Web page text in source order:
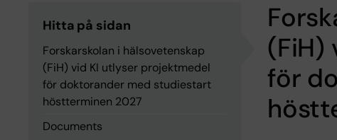
Hitta på sidan
Forskarskolan i hälsovetenskap
(FiH) vid KI utlyser projektmedel
för doktorander med studiestart
höstterminen 2027
Documents
(FiH)
för